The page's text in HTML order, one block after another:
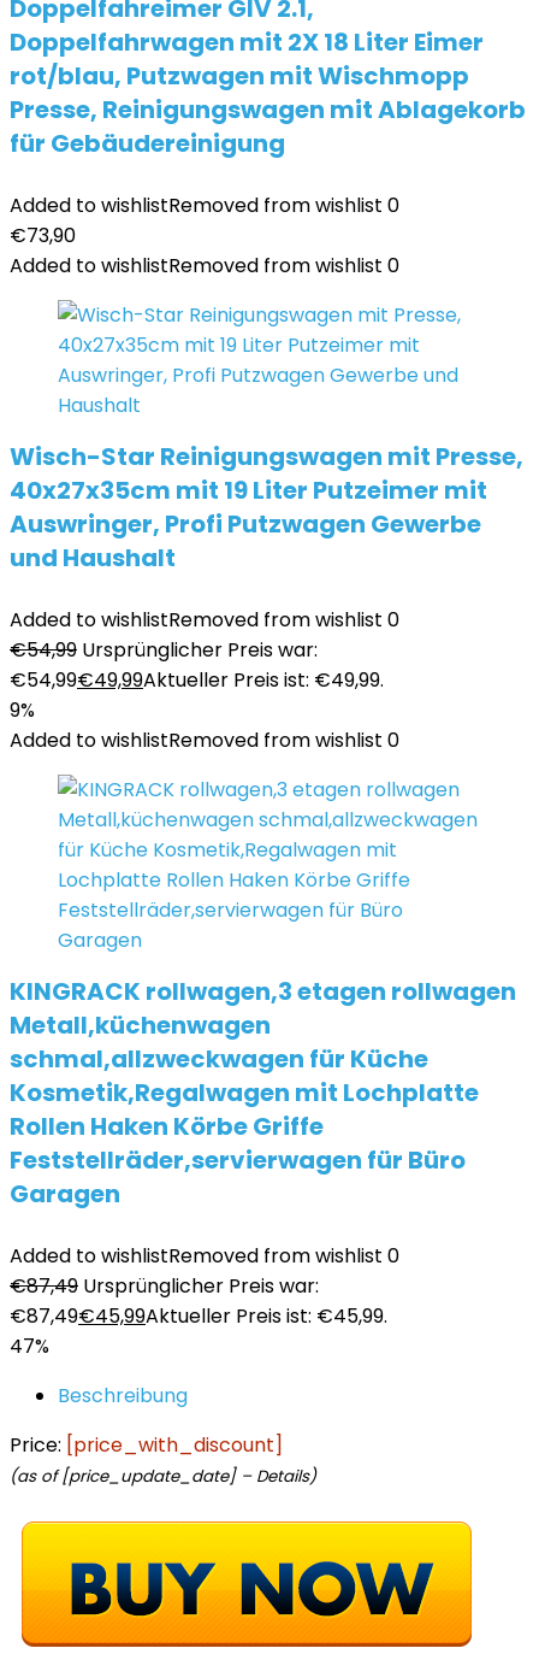
Doppelfahreimer GIV 2.1,
Doppelfahrwagen mit 2X 18 Liter Eimer
rot/blau, Putzwagen mit Wischmopp
Presse, Reinigungswagen mit Ablagekorb
für Gebäudereinigung
Added to wishlistRemoved from wishlist 0
€73,90
Added to wishlistRemoved from wishlist 0
Wisch-Star Reinigungswagen mit Presse,
40x27x35cm mit 19 Liter Putzeimer mit
Auswringer, Profi Putzwagen Gewerbe
und Haushalt
Added to wishlistRemoved from wishlist 0
€54,99 Ursprünglicher Preis war:
€54,99€49,99Aktueller Preis ist: €49,99.
9%
Added to wishlistRemoved from wishlist 0
KINGRACK rollwagen,3 etagen rollwagen
Metall,küchenwagen
schmal,allzweckwagen für Küche
Kosmetik,Regalwagen mit Lochplatte
Rollen Haken Körbe Griffe
Feststellräder,servierwagen für Büro
Garagen
Added to wishlistRemoved from wishlist 0
€87,49 Ursprünglicher Preis war:
€87,49€45,99Aktueller Preis ist: €45,99.
47%
Beschreibung
Price: [price_with_discount]
(as of [price_update_date] – Details)